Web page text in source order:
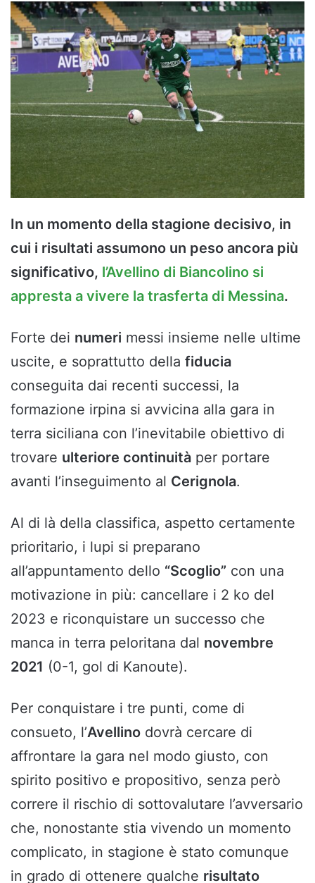
In un momento della stagione decisivo, in
cui i risultati assumono un peso ancora più
significativo, l’Avellino di Biancolino si
appresta a vivere la trasferta di Messina.
Forte dei numeri messi insieme nelle ultime
uscite, e soprattutto della fiducia
conseguita dai recenti successi, la
formazione irpina si avvicina alla gara in
terra siciliana con l’inevitabile obiettivo di
trovare ulteriore continuità per portare
avanti l’inseguimento al Cerignola.
Al di là della classifica, aspetto certamente
prioritario, i lupi si preparano
all’appuntamento dello “Scoglio” con una
motivazione in più: cancellare i 2 ko del
2023 e riconquistare un successo che
manca in terra peloritana dal novembre
2021 (0-1, gol di Kanoute).
Per conquistare i tre punti, come di
consueto, l’Avellino dovrà cercare di
affrontare la gara nel modo giusto, con
spirito positivo e propositivo, senza però
correre il rischio di sottovalutare l’avversario
che, nonostante stia vivendo un momento
complicato, in stagione è stato comunque
in grado di ottenere qualche risultato